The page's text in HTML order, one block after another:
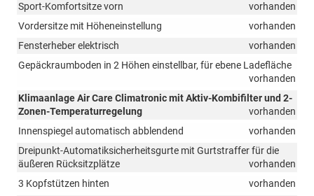
Sport-Komfortsitze vorn
vorhanden
Vordersitze mit Höheneinstellung
vorhanden
Fensterheber elektrisch
vorhanden
Gepäckraumboden in 2 Höhen einstellbar, für ebene Ladefläche
vorhanden
Klimaanlage Air Care Climatronic mit Aktiv-Kombifilter und 2-
Zonen-Temperaturregelung
vorhanden
Innenspiegel automatisch abblendend
vorhanden
Dreipunkt-Automatiksicherheitsgurte mit Gurtstraffer für die
äußeren Rücksitzplätze
vorhanden
3 Kopfstützen hinten
vorhanden